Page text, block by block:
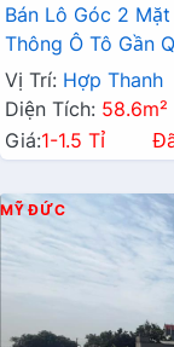
Bán Lô Góc 2
Thông Ô Tô Gần
Vị Trí: Hợp Thanh
Diện Tích: 58.6m²
Giá:1-1.5 Tỉ
MỸ ĐỨC